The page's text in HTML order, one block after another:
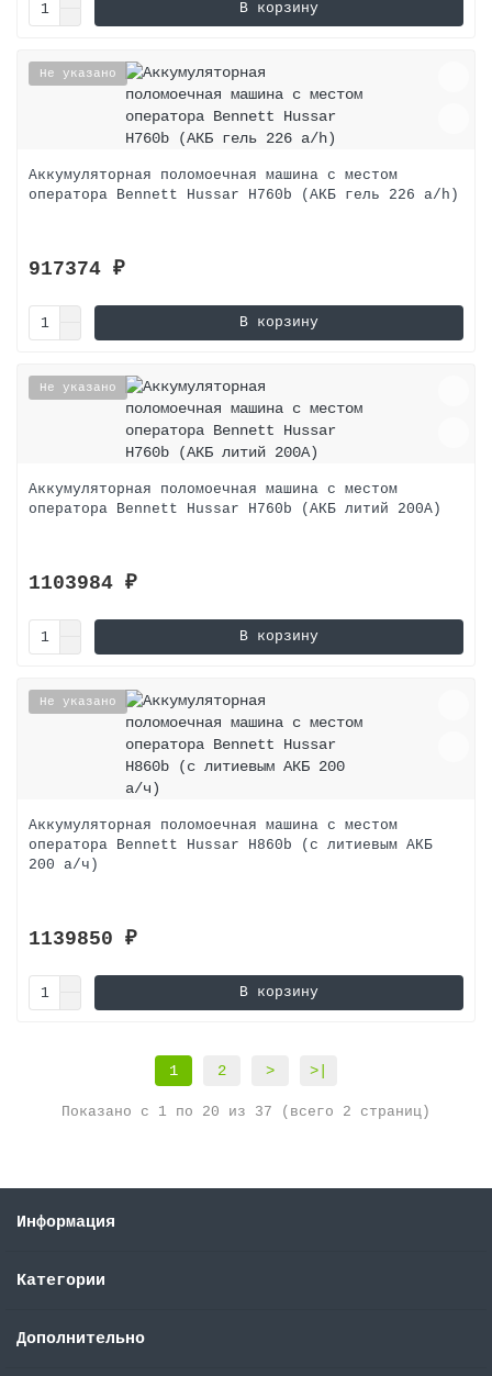
В корзину
Не указано
Аккумуляторная поломоечная машина с местом
оператора Bennett Hussar H760b (АКБ гель 226 a/h)
917374 ₽
В корзину
Не указано
Аккумуляторная поломоечная машина с местом
оператора Bennett Hussar H760b (АКБ литий 200А)
1103984 ₽
В корзину
Не указано
Аккумуляторная поломоечная машина с местом
оператора Bennett Hussar H860b (с литиевым АКБ
200 а/ч)
1139850 ₽
В корзину
1 2 > >|
Показано с 1 по 20 из 37 (всего 2 страниц)
Информация
Категории
Дополнительно